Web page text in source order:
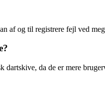
af og til registrere fejl ved
dartskive, da de er mere